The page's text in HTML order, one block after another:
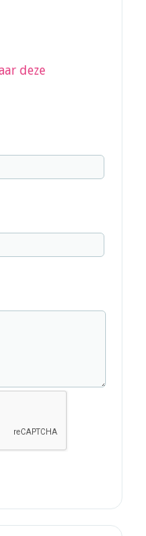
deze